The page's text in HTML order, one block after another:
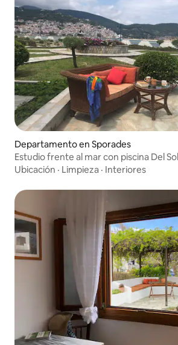
Departamento en Sporades
Estudio frente al mar con piscina Del
Ubicación · Limpieza · Interiores